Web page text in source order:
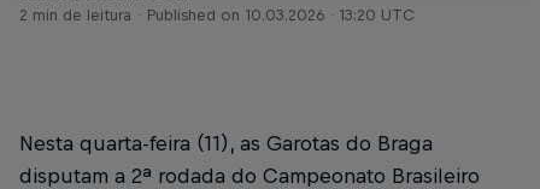
2 min de leitura
Published on 10.03.2026 · 13:20 UTC
Nesta quarta-feira (11), as Garotas do Braga
disputam a 2ª rodada do Campeonato Brasileiro